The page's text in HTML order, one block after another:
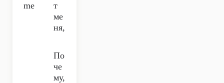
me
т
ме
ня,
По
че
му,